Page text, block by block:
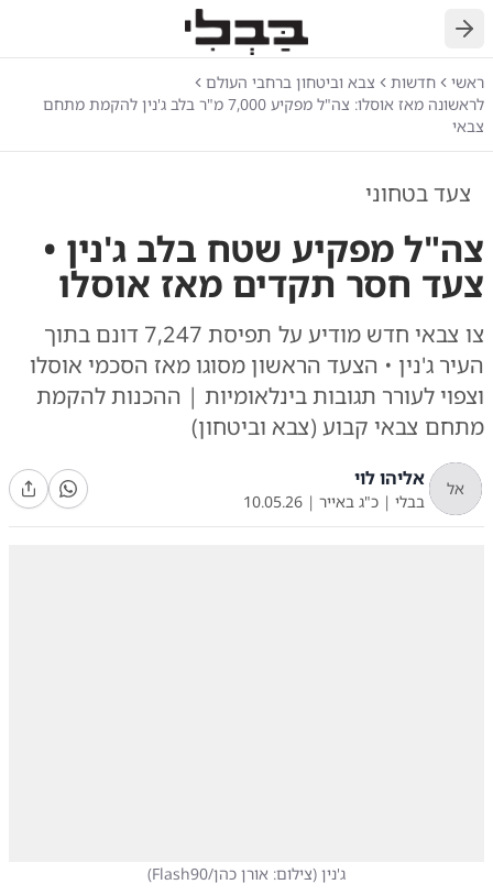
חזרה
ראשי חדשות
צבא וביטחון ברחבי העולם
לראשונה מאז אוסלו: צה"ל מפקיע 7,000 מ"ר בלב ג'נין להקמת מתחם
צבאי
צעד בטחוני
צה"ל מפקיע שטח בלב ג'נין •
צעד חסר תקדים מאז אוסלו
צו צבאי חדש מודיע על תפיסת 7,247 דונם בתוך
העיר ג'נין • הצעד הראשון מסוגו מאז הסכמי אוסלו
וצפוי לעורר תגובות בינלאומיות | ההכנות להקמת
מתחם צבאי קבוע (צבא וביטחון)
אל אליהו לוי
בבלי | כ"ג באייר |
10.05.26
ג'נין (צילום: אורן כהן/Flash90 )